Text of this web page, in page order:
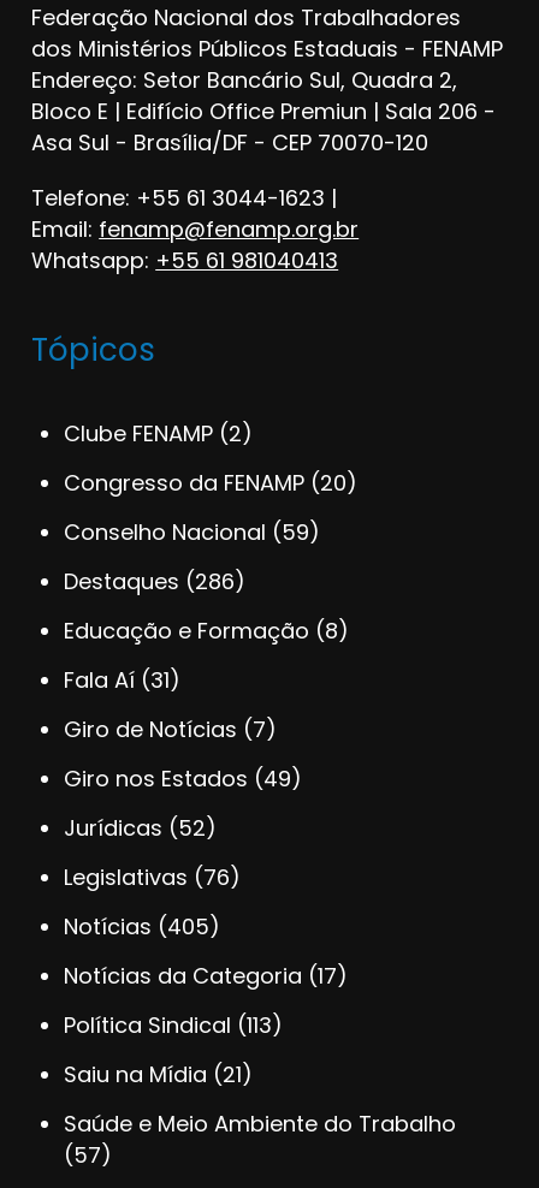
Federação Nacional dos Trabalhadores
dos Ministérios Públicos Estaduais - FENAMP
Endereço: Setor Bancário Sul, Quadra 2,
Bloco E | Edifício Office Premiun | Sala 206 -
Asa Sul - Brasília/DF - CEP 70070-120
Telefone: +55 61 3044-1623 |
Email: fenamp@fenamp.org.br
Whatsapp: +55 61 981040413
Tópicos
Clube FENAMP (2)
Congresso da FENAMP (20)
Conselho Nacional (59)
Destaques (286)
Educação e Formação (8)
Fala Aí (31)
Giro de Notícias (7)
Giro nos Estados (49)
Jurídicas (52)
Legislativas (76)
Notícias (405)
Notícias da Categoria (17)
Política Sindical (113)
Saiu na Mídia (21)
Saúde e Meio Ambiente do Trabalho
(57)